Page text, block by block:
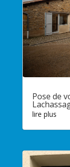
Pose de
lire plus